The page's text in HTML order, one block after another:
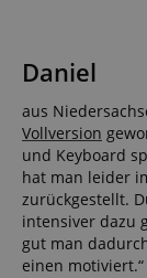
Daniel
aus
Vollversion
und Keyboard
hat man leider
zurückgestellt.
intensiver dazu
gut man
einen motiviert.“